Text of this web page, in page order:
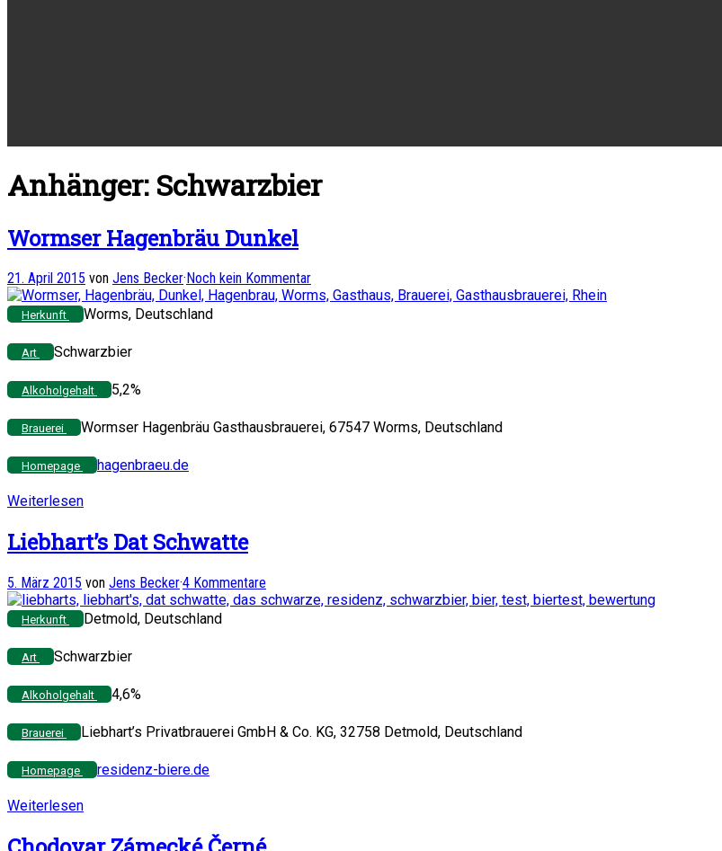
Anhänger: Schwarzbier
Wormser Hagenbräu Dunkel
21. April 2015 von Jens Becker· Noch kein Kommentar
Herkunft Worms, Deutschland
Art Schwarzbier
Alkoholgehalt 5,2%
Brauerei Wormser Hagenbräu Gasthausbrauerei, 67547 Worms, Deutschland
Homepage hagenbraeu.de
Weiterlesen
Liebhart’s Dat Schwatte
5. März 2015 von Jens Becker·4 Kommentare
Herkunft Detmold, Deutschland
Art Schwarzbier
Alkoholgehalt 4,6%
Brauerei Liebhart’s Privatbrauerei GmbH & Co. KG, 32758 Detmold, Deutschland
Homepage residenz-biere.de
Weiterlesen